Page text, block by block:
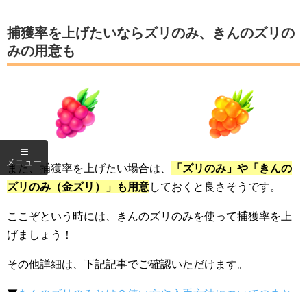
捕獲率を上げたいならズリのみ、きんのズリの
みの用意も
また、捕獲率を上げたい場合は、
「ズリのみ」や「きんの
ズリのみ（金ズリ）」も用意しておくと良さそうです。
ここぞという時には、きんのズリのみを使って捕獲率を上
げましょう！
その他詳細は、下記記事でご確認いただけます。